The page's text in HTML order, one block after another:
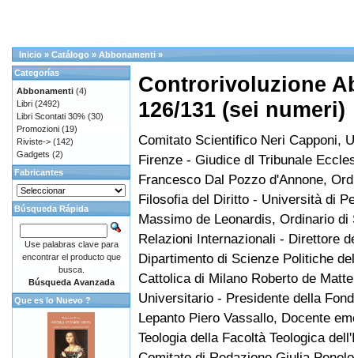
Inicio » Catálogo » Abbonamenti »
Controrivoluzione
126/131 (sei numeri)
Comitato Scientifico Neri Capponi,
Firenze - Giudice dl Tribunale
Francesco Dal Pozzo d'Annone,
Filosofia del Diritto - Università di
Massimo de Leonardis, Ordinario di
Relazioni Internazionali - Direttore
Dipartimento di Scienze Politiche
Cattolica di Milano Roberto de
Universitario - Presidente della
Lepanto Piero Vassallo, Docente
Teologia della Facoltà Teologica
Categorías
Abbonamenti (4)
Libri (2492)
Libri Scontati 30% (30)
Promozioni (19)
Riviste-> (142)
Gadgets (2)
Fabricantes
Búsqueda Rápida
Use palabras clave para
encontrar el producto que
busca.
Búsqueda Avanzada
Que es lo Nuevo ?